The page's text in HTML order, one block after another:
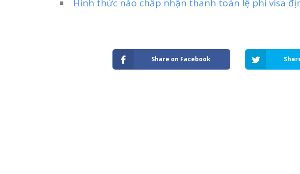
Hình thức nào chấp nhận thanh toán lệ phí visa
Share on Facebook